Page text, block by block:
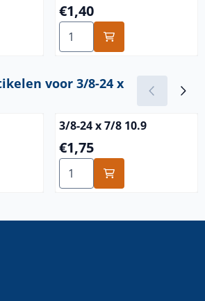
8-24 x 1 10.9
Prijs: 1,40
€1,40
Aantal kiezen voor 3/8-24 x
voor 3/8-24 x
8-24 x 1 10.9
3/8-24 x 7/8 10.9
Prijs: 1,75
€1,75
Aantal kiezen voor 3/8-24 x